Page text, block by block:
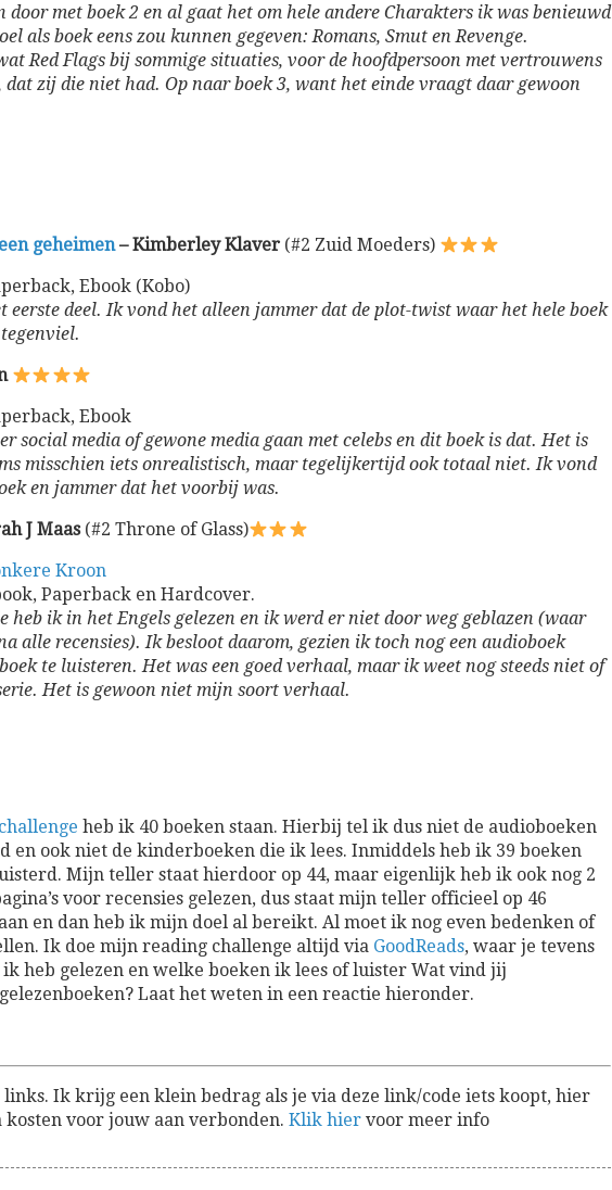
met boek 2 en al gaat het om hele andere Charakters ik was benieuwd
als boek eens zou kunnen gegeven: Romans, Smut en Revenge.
Red Flags bij sommige situaties, voor de hoofdpersoon met vertrouwens
zij die niet had. Op naar boek 3, want het einde vraagt daar gewoon
geheimen– Kimberley Klaver (#2 Zuid Moeders)
Ebook (Kobo)
eerste deel. Ik vond het alleen jammer dat de plot-twist waar het hele boek
Ebook
social media of gewone media gaan met celebs en dit boek is dat. Het is
misschien iets onrealistisch, maar tegelijkertijd ook totaal niet. Ik vond
en jammer dat het voorbij was.
J Maas(#2 Throne of Glass)
Kroon
Paperback en Hardcover.
heb ik in het Engels gelezen en ik werd er niet door weg geblazen (waar
alle recensies). Ik besloot daarom, gezien ik toch nog een audioboek
te luisteren. Het was een goed verhaal, maar ik weet nog steeds niet of
Het is gewoon niet mijn soort verhaal.
heb ik 40 boeken staan. Hierbij tel ik dus niet de audioboeken
en ook niet de kinderboeken die ik lees. Inmiddels heb ik 39 boeken
Mijn teller staat hierdoor op 44, maar eigenlijk heb ik ook nog 2
voor recensies gelezen, dus staat mijn teller officieel op 46
en dan heb ik mijn doel al bereikt. Al moet ik nog even bedenken of
Ik doe mijn reading challenge altijd via GoodReads, waar je tevens
heb gelezen en welke boeken ik lees of luister Wat vind jij
Laat het weten in een reactie hieronder.
Ik krijg een klein bedrag als je via deze link/code iets koopt, hier
voor jouw aan verbonden. Klik hier voor meer info